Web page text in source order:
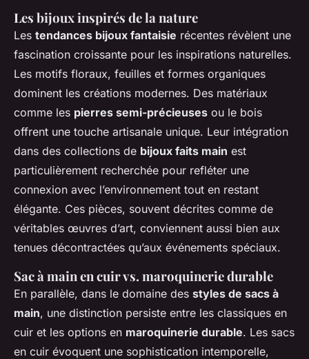
Les bijoux inspirés de la nature
Les tendances bijoux fantaisie récentes révèlent une
fascination croissante pour les inspirations naturelles.
Les motifs floraux, feuilles et formes organiques
dominent les créations modernes. Des matériaux
comme les pierres semi-précieuses ou le bois
offrent une touche artisanale unique. Leur intégration
dans des collections de bijoux faits main est
particulièrement recherchée pour refléter une
connexion avec l’environnement tout en restant
élégante. Ces pièces, souvent décrites comme de
véritables œuvres d’art, conviennent aussi bien aux
tenues décontractées qu’aux événements spéciaux.
Sac à main en cuir vs. maroquinerie durable
En parallèle, dans le domaine des styles de sacs à
main, une distinction persiste entre les classiques en
cuir et les options en maroquinerie durable. Les sacs
en cuir évoquent une sophistication intemporelle,